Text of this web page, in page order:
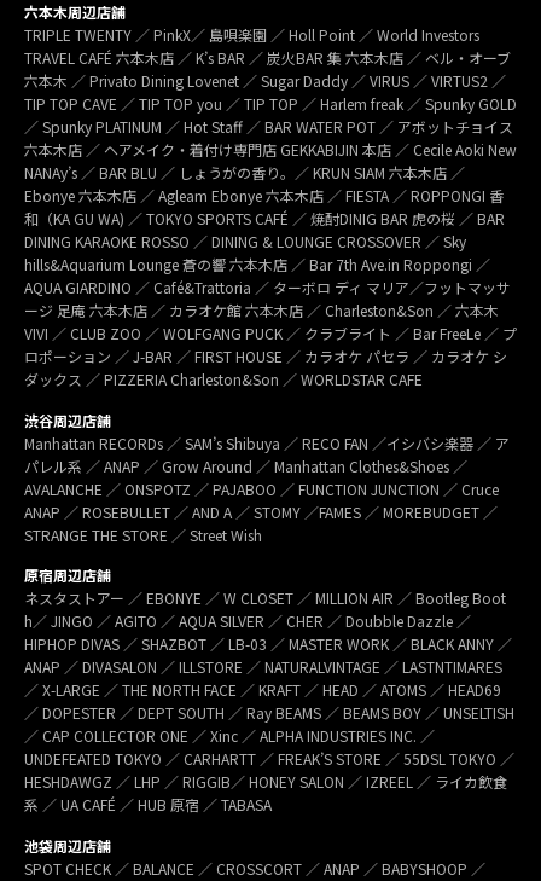
六本木周辺店舗
TRIPLE TWENTY ／ PinkX／ 島唄楽園 ／ Holl Point ／ World Investors
TRAVEL CAFÉ 六本木店 ／ K’s BAR ／ 炭火BAR 集 六本木店 ／ ベル・オーブ
六本木 ／ Privato Dining Lovenet ／ Sugar Daddy ／ VIRUS ／ VIRTUS2 ／
TIP TOP CAVE ／ TIP TOP you ／ TIP TOP ／ Harlem freak ／ Spunky GOLD
／ Spunky PLATINUM ／ Hot Staff ／ BAR WATER POT ／ アボットチョイス
六本木店 ／ ヘアメイク・着付け専門店 GEKKABIJIN 本店 ／ Cecile Aoki New
NANAy’s ／ BAR BLU ／ しょうがの香り。／ KRUN SIAM 六本木店 ／
Ebonye 六本木店 ／ Agleam Ebonye 六本木店 ／ FIESTA ／ ROPPONGI 香
和（KA GU WA) ／ TOKYO SPORTS CAFÉ ／ 焼酎DINIG BAR 虎の桜 ／ BAR
DINING KARAOKE ROSSO ／ DINING & LOUNGE CROSSOVER ／ Sky
hills&Aquarium Lounge 蒼の響 六本木店 ／ Bar 7th Ave.in Roppongi ／
AQUA GIARDINO ／ Café&Trattoria ／ ターボロ ディ マリア／フットマッサ
ージ 足庵 六本木店 ／ カラオケ館 六本木店 ／ Charleston&Son ／ 六本木
VIVI ／ CLUB ZOO ／ WOLFGANG PUCK ／ クラブライト ／ Bar FreeLe ／ プ
ロポーション ／ J-BAR ／ FIRST HOUSE ／ カラオケ パセラ ／ カラオケ シ
ダックス ／ PIZZERIA Charleston&Son ／ WORLDSTAR CAFE
渋谷周辺店舗
Manhattan RECORDs ／ SAM’s Shibuya ／ RECO FAN ／イシバシ楽器 ／ ア
パレル系 ／ ANAP ／ Grow Around ／ Manhattan Clothes&Shoes ／
AVALANCHE ／ ONSPOTZ ／ PAJABOO ／ FUNCTION JUNCTION ／ Cruce
ANAP ／ ROSEBULLET ／ AND A ／ STOMY ／FAMES ／ MOREBUDGET ／
STRANGE THE STORE ／ Street Wish
原宿周辺店舗
ネスタストアー ／ EBONYE ／ W CLOSET ／ MILLION AIR ／ Bootleg Boot
h／ JINGO ／ AGITO ／ AQUA SILVER ／ CHER ／ Doubble Dazzle ／
HIPHOP DIVAS ／ SHAZBOT ／ LB-03 ／ MASTER WORK ／ BLACK ANNY ／
ANAP ／ DIVASALON ／ ILLSTORE ／ NATURALVINTAGE ／ LASTNTIMARES
／ X-LARGE ／ THE NORTH FACE ／ KRAFT ／ HEAD ／ ATOMS ／ HEAD69
／ DOPESTER ／ DEPT SOUTH ／ Ray BEAMS ／ BEAMS BOY ／ UNSELTISH
／ CAP COLLECTOR ONE ／ Xinc ／ ALPHA INDUSTRIES INC. ／
UNDEFEATED TOKYO ／ CARHARTT ／ FREAK’S STORE ／ 55DSL TOKYO ／
HESHDAWGZ ／ LHP ／ RIGGIB／ HONEY SALON ／ IZREEL ／ ライカ飲食
系 ／ UA CAFÉ ／ HUB 原宿 ／ TABASA
池袋周辺店舗
SPOT CHECK ／ BALANCE ／ CROSSCORT ／ ANAP ／ BABYSHOOP ／